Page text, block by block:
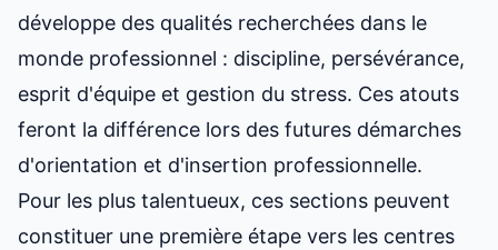
développe des qualités recherchées dans le
monde professionnel : discipline, persévérance,
esprit d'équipe et gestion du stress. Ces atouts
feront la différence lors des futures démarches
d'orientation et d'insertion professionnelle.
Pour les plus talentueux, ces sections peuvent
constituer une première étape vers les centres